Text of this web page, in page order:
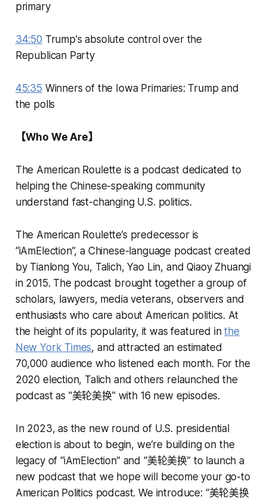
primary
34:50 Trump's absolute control over the
Republican Party
45:35 Winners of the Iowa Primaries: Trump and
the polls
【Who We Are】
The American Roulette is a podcast dedicated to
helping the Chinese-speaking community
understand fast-changing U.S. politics.
The American Roulette’s predecessor is
“iAmElection”, a Chinese-language podcast created
by Tianlong You, Talich, Yao Lin, and Qiaoy Zhuangi
in 2015. The podcast brought together a group of
scholars, lawyers, media veterans, observers and
enthusiasts who care about American politics. At
the height of its popularity, it was featured inthe
New York Times, and attracted an estimated
70,000 audience who listened each month. For the
2020 election, Talich and others relaunched the
podcast as "美轮美换" with 16 new episodes.
In 2023, as the new round of U.S. presidential
election is about to begin, we’re building on the
legacy of “iAmElection” and “美轮美换” to launch a
new podcast that we hope will become your go-to
American Politics podcast. We introduce: “美轮美换